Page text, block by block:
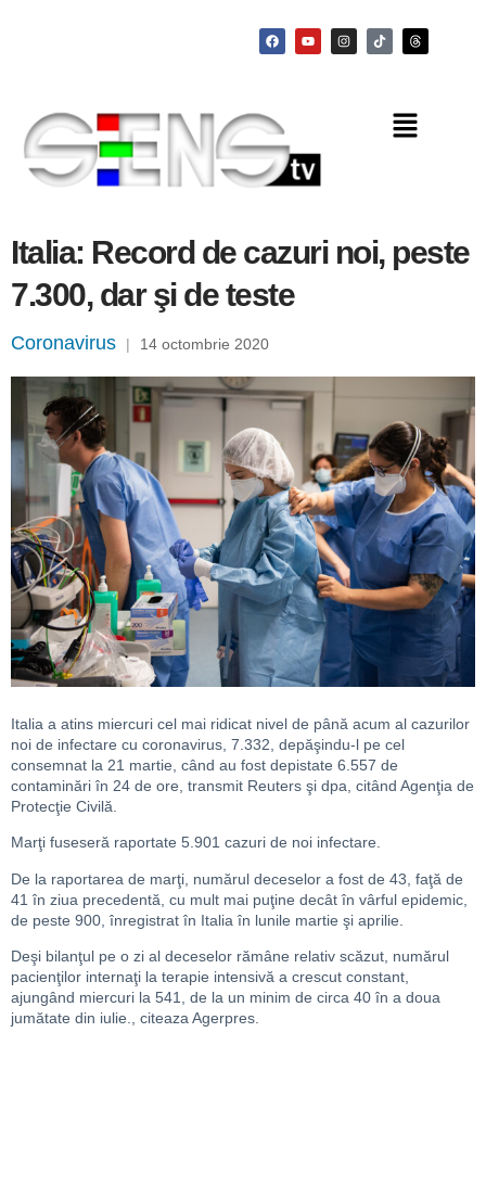
Italia: Record de cazuri noi, peste
7.300, dar şi de teste
Coronavirus | 14 octombrie 2020
Italia a atins miercuri cel mai ridicat nivel de până acum al cazurilor
noi de infectare cu coronavirus, 7.332, depăşindu-l pe cel
consemnat la 21 martie, când au fost depistate 6.557 de
contaminări în 24 de ore, transmit Reuters şi dpa, citând Agenţia de
Protecţie Civilă.
Marţi fuseseră raportate 5.901 cazuri de noi infectare.
De la raportarea de marţi, numărul deceselor a fost de 43, faţă de
41 în ziua precedentă, cu mult mai puţine decât în vârful epidemic,
de peste 900, înregistrat în Italia în lunile martie şi aprilie.
Deşi bilanţul pe o zi al deceselor rămâne relativ scăzut, numărul
pacienţilor internaţi la terapie intensivă a crescut constant,
ajungând miercuri la 541, de la un minim de circa 40 în a doua
jumătate din iulie., citeaza Agerpres.